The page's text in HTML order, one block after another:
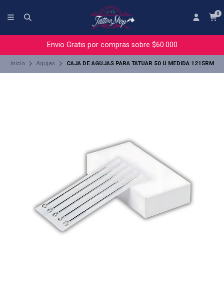
0
Envio Gratis por compras sobre $60.000
Inicio Agujas CAJA DE AGUJAS PARA TATUAR 50 U MEDIDA 1215RM